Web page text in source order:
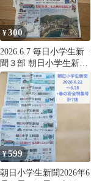
¥300
2026.6.7 毎日小学生新
聞３部 朝日小学生新聞
1部
¥599
朝日小学生新聞2026年6